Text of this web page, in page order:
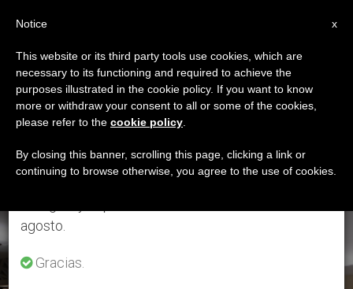
ETIQUETA
Posts Tagged ‘ternura
De Dios’
ÚLTIMAS NOTICIAS
×
Aviso importante
Del 27 de julio al 7 de agosto haremos la pausa
anual, aprovechando que en el periodo de verano
se generan menos informaciones y también el
agosto.
Gracias.
x
Notice
This website or its third party tools use cookies, which are
necessary to its functioning and required to achieve the
purposes illustrated in the cookie policy. If you want to know
more or withdraw your consent to all or some of the cookies,
please refer to the cookie policy
By closing this banner, scrolling this page, clicking a link or
continuing to browse otherwise, you agree to the use of cookies.